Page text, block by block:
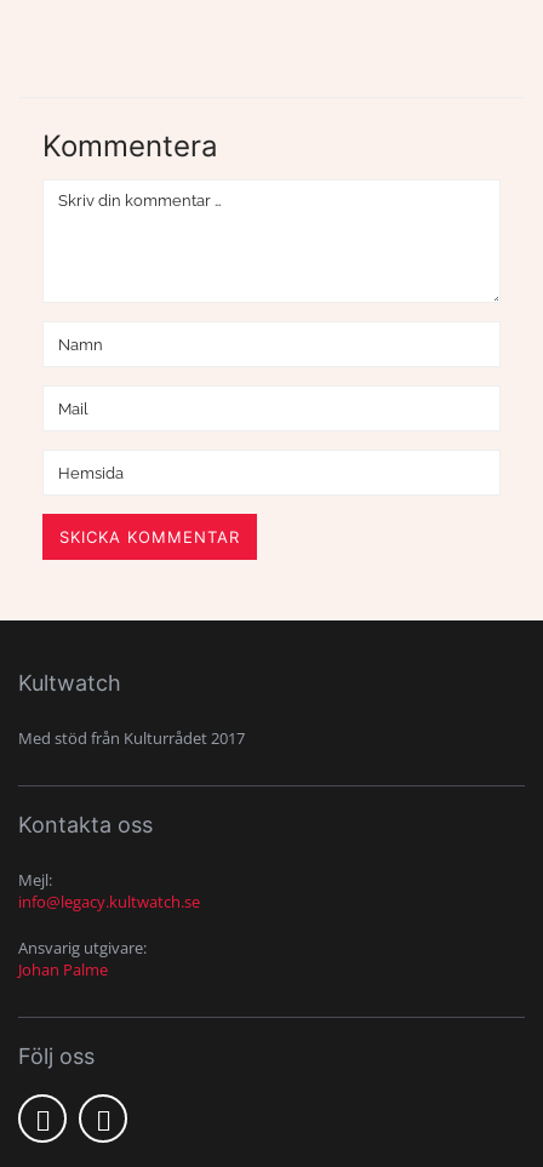
Kommentera
SKICKA KOMMENTAR
Kultwatch
Med stöd från Kulturrådet 2017
Kontakta oss
Mejl:
info@legacy.kultwatch.se
Ansvarig utgivare:
Johan Palme
Följ oss